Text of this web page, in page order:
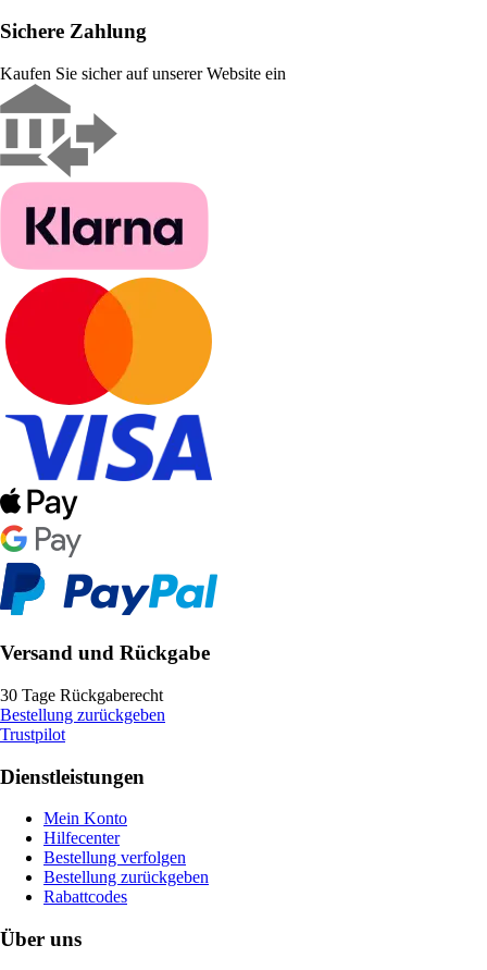
Sichere Zahlung
Kaufen Sie sicher auf unserer Website ein
Versand und Rückgabe
30 Tage Rückgaberecht
Bestellung zurückgeben
Trustpilot
Dienstleistungen
Mein Konto
Hilfecenter
Bestellung verfolgen
Bestellung zurückgeben
Rabattcodes
Über uns